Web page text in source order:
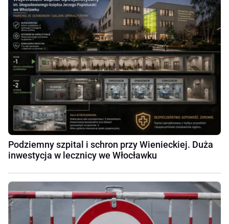
Podziemny szpital i schron przy Wienieckiej. Duża
inwestycja w lecznicy we Włocławku